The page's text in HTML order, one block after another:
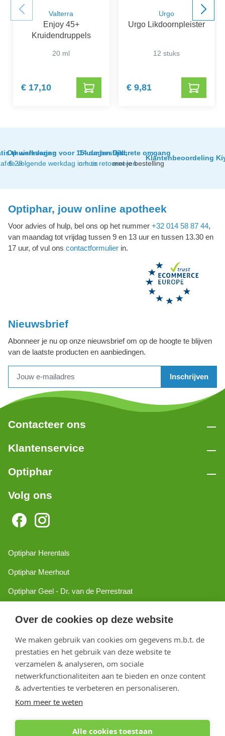
Over de cookies op deze website
We maken gebruik van cookies om gegevens m.b.t. de
prestaties en het gebruik van deze website te
verzamelen & analyseren, om sociale
netwerkfunctionaliteiten aan te bieden en onze content
& advertenties te verbeteren en personaliseren.
Kom meer te weten
Alle cookies toestaan
Valterra
Enjoy 45+
Kruidendruppels
20 ml
€ 17,10
Urgo
Urgo Likdoornpleister
12 stuks
€ 9,81
thuislevering
€ 29
Op werkdagen voor 15 uur besteld,
de volgende werkdag in huis
14 dagen tijd
om te retourneren
Discrete omgang
met je bestelling
Klantenbeoordeling
Optiphar, jouw online apotheek
Voor advies of hulp, bel ons op het nummer +32 014 58 87 44,
van maandag tot vrijdag tussen 9 en 13 uur en tussen 13.30 en
17 uur, of vul ons contactformulier in.
Nieuwsbrief
Abonneer je nu op onze nieuwsbrief om op de hoogte te blijven
van de laatste producten en aanbiedingen.
Inschrijven
Contacteer ons
Klantenservice
Optiphar
Volg ons
Optiphar Herentals
Optiphar Meerhout
Optiphar Geel - Dr. van de Perrestraat
Optiphar Mol
Copyright 2026 optiphar.com. Alle rechten voorbehouden